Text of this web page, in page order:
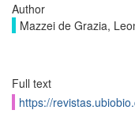
Author
Mazzei de Grazia,
Full text
https://